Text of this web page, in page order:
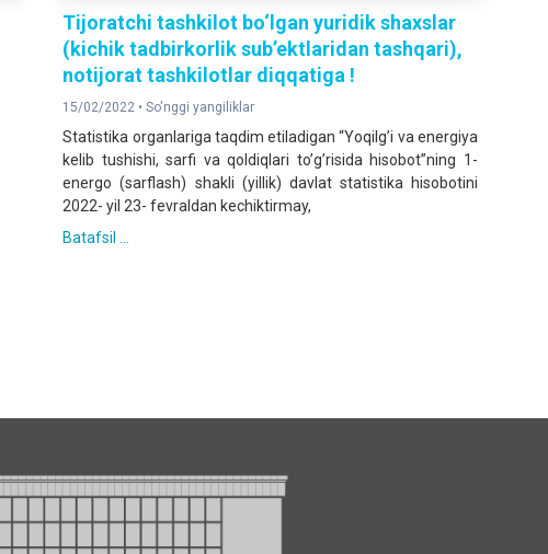
Tijoratchi tashkilot bo‘lgan yuridik shaxslar
(kichik tadbirkorlik sub’ektlaridan tashqari),
notijorat tashkilotlar diqqatiga !
15/02/2022 •So'nggi yangiliklar
Statistika organlariga taqdim etiladigan “Yoqilg’i va energiya
kelib tushishi, sarfi va qoldiqlari to’g’risida hisobot”ning 1-
energo (sarflash) shakli (yillik) davlat statistika hisobotini
2022- yil 23- fevraldan kechiktirmay,
Batafsil ...